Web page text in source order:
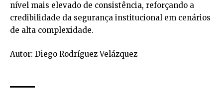
nível mais elevado de consistência, reforçando a
credibilidade da segurança institucional em cenários
de alta complexidade.
Autor: Diego Rodríguez Velázquez